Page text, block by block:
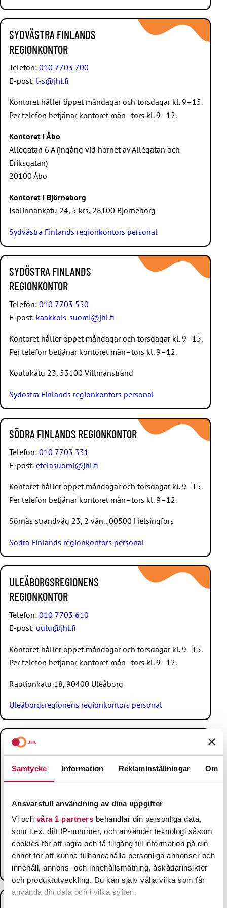
Samtycke Information Reklaminställningar Om
Ansvarsfull användning av dina uppgifter
Vi och våra 1 partners behandlar din personliga data,
som t.ex. ditt IP-nummer, och använder teknologi såsom
cookies för att lagra och få tillgång till information på din
enhet för att kunna tillhandahålla personliga annonser och
innehåll, annons- och innehållsmätning, åskådarinsikter
och produktutveckling. Du kan själv välja vilka som får
använda din data och i vilka syften.
SYDVÄSTRA FINLANDS
REGIONKONTOR
Telefon: 010 7703 700
E-post: l-s@jhl.fi
Kontoret håller öppet måndagar och torsdagar kl. 9–15.
Per telefon betjänar kontoret mån–tors kl. 9–12.
Kontoret i Åbo
Allégatan 6 A (ingång vid hörnet av Allégatan och
Eriksgatan)
20100 Åbo
Kontoret i Björneborg
Isolinnankatu 24, 5 krs, 28100 Björneborg
Sydvästra Finlands regionkontors personal
SYDÖSTRA FINLANDS
REGIONKONTOR
Telefon: 010 7703 550
E-post: kaakkois-suomi@jhl.fi
Kontoret håller öppet måndagar och torsdagar kl. 9–15.
Per telefon betjänar kontoret mån–tors kl. 9–12.
Koulukatu 23, 53100 Villmanstrand
Sydöstra Finlands regionkontors personal
SÖDRA FINLANDS REGIONKONTOR
Telefon: 010 7703 331
E-post: etelasuomi@jhl.fi
Kontoret håller öppet måndagar och torsdagar kl. 9–15.
Per telefon betjänar kontoret mån–tors kl. 9–12.
Sörnäs strandväg 23, 2 vån., 00500 Helsingfors
Södra Finlands regionkontors personal
ULEÅBORGSREGIONENS
REGIONKONTOR
Telefon: 010 7703 610
E-post: oulu@jhl.fi
Kontoret håller öppet måndagar och torsdagar kl. 9–15.
Per telefon betjänar kontoret mån–tors kl. 9–12.
Rautionkatu 18, 90400 Uleåborg
Uleåborgsregionens regionkontors personal
ÖSTERBOTTENS REGIONKONTOR
E-post:
Per telefon betjänar kontoret mån–tors kl. 9–12.
Vasaesplanaden 17, 5 vån.
65100 Vasa
Österbottens regionkontors personal